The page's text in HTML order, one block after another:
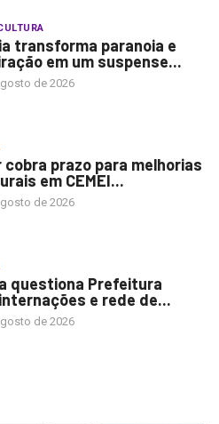
transforma paranoia e
em um suspense...
de 2026
prazo para melhorias
em CEMEI...
de 2026
questiona Prefeitura
e rede de...
de 2026